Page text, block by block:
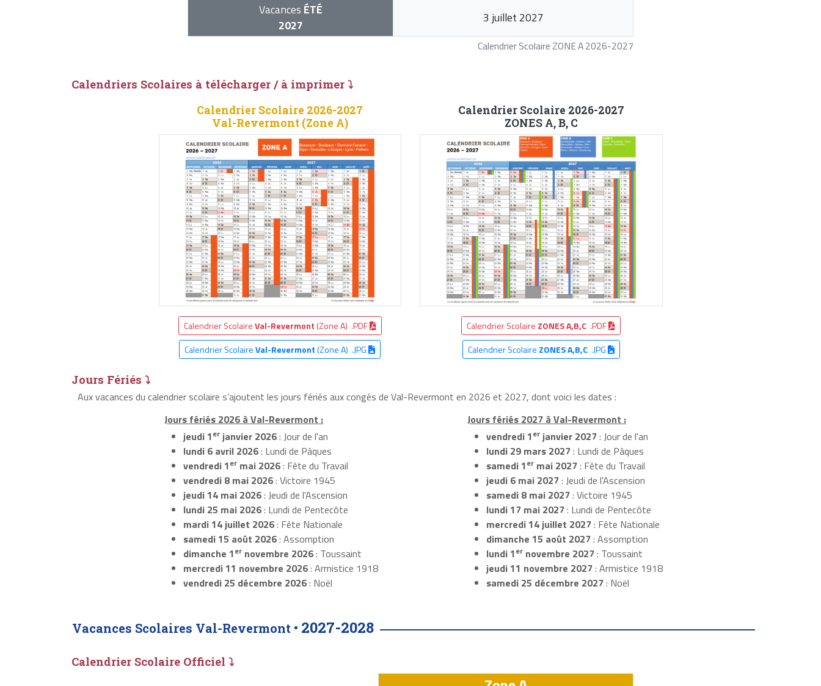
Calendrier Scolaire ZONE A 2026-2027
Vacances ÉTÉ
2027
3 juillet 2027
Calendriers Scolaires à télécharger / à imprimer ⤵
Calendrier Scolaire 2026-2027
Val-Revermont (Zone A)
Calendrier ScolaireVal-Revermont (Zone A) .PDF
Calendrier ScolaireVal-Revermont(Zone A) .JPG
Calendrier Scolaire 2026-2027
ZONES A, B, C
Calendrier Scolaire ZONES A,B,C .PDF
Calendrier Scolaire ZONES A,B,C.JPG
Jours Fériés ⤵
Aux vacances du calendrier scolaire s’ajoutent les jours fériés aux congés de Val-Revermont en 2026 et 2027, dont voici les dates :
Jours fériés 2026 à Val-Revermont :
jeudi 1erjanvier 2026: Jour de l'an
lundi 6 avril 2026: Lundi de Pâques
vendredi 1ermai 2026: Fête du Travail
vendredi 8 mai 2026: Victoire 1945
jeudi 14 mai 2026: Jeudi de l'Ascension
lundi 25 mai 2026: Lundi de Pentecôte
mardi 14 juillet 2026: Fête Nationale
samedi 15 août 2026: Assomption
dimanche 1ernovembre 2026: Toussaint
mercredi 11 novembre 2026: Armistice 1918
vendredi 25 décembre 2026: Noël
Jours fériés 2027 à Val-Revermont :
vendredi 1erjanvier 2027: Jour de l'an
lundi 29 mars 2027: Lundi de Pâques
samedi 1ermai 2027: Fête du Travail
jeudi 6 mai 2027: Jeudi de l'Ascension
samedi 8 mai 2027: Victoire 1945
lundi 17 mai 2027: Lundi de Pentecôte
mercredi 14 juillet 2027: Fête Nationale
dimanche 15 août 2027: Assomption
lundi 1ernovembre 2027: Toussaint
jeudi 11 novembre 2027: Armistice 1918
samedi 25 décembre 2027: Noël
Vacances Scolaires Val-Revermont • 2027-2028
Calendrier Scolaire Officiel ⤵